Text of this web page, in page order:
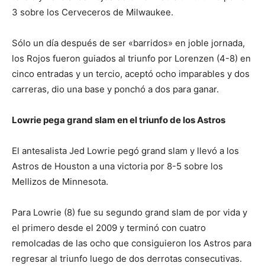
3 sobre los Cerveceros de Milwaukee.
Sólo un día después de ser «barridos» en joble jornada,
los Rojos fueron guiados al triunfo por Lorenzen (4-8) en
cinco entradas y un tercio, aceptó ocho imparables y dos
carreras, dio una base y ponchó a dos para ganar.
Lowrie pega grand slam en el triunfo de los Astros
El antesalista Jed Lowrie pegó grand slam y llevó a los
Astros de Houston a una victoria por 8-5 sobre los
Mellizos de Minnesota.
Para Lowrie (8) fue su segundo grand slam de por vida y
el primero desde el 2009 y terminó con cuatro
remolcadas de las ocho que consiguieron los Astros para
regresar al triunfo luego de dos derrotas consecutivas.